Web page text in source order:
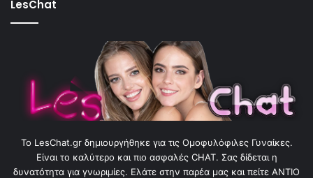
LesChat
To LesChat.gr δημιουργήθηκε για τις Ομοφυλόφιλες Γυναίκες.
Είναι το καλύτερο και πιο ασφαλές CHAT. Σας δίδεται η
δυνατότητα για γνωριμίες. Ελάτε στην παρέα μας και πείτε ΑΝΤΙΟ